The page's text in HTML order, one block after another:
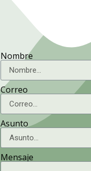
Nombre
Correo
Asunto
Mensaje